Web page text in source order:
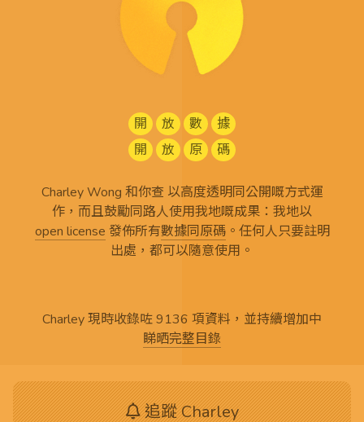
開 放 數
據
開
放 原 碼
Charley Wong 和你查 以高度透明同公開嘅方式運
作，而且鼓勵同路人使用我地嘅成果：我地以
open license 發佈所有數據同原碼。任何人只要註明
出處，都可以隨意使用。
Charley 現時收錄咗 9136 項資料，並持續增加中
睇晒完整目錄
追蹤 Charley